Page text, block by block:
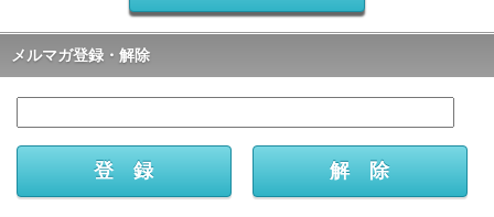
メルマガ登録・解除